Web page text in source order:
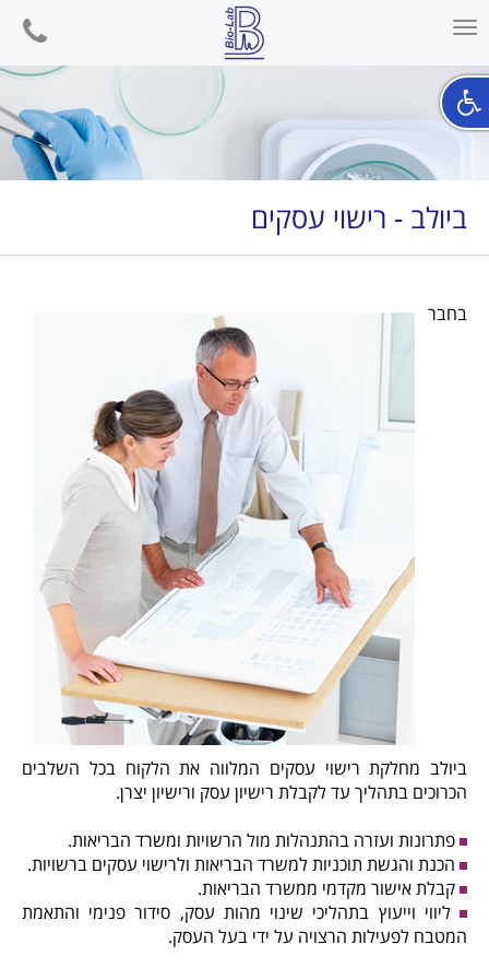
Toggle
phone
ביולב - רישוי עסקים
בחבר
ביולב מחלקת רישוי עסקים המלווה את הלקוח בכל השלבים
הכרוכים בתהליך עד לקבלת רישיון עסק ורישיון יצרן.
פתרונות ועזרה בהתנהלות מול הרשויות ומשרד הבריאות.
הכנת והגשת תוכניות למשרד הבריאות ולרישוי עסקים ברשויות.
קבלת אישור מקדמי ממשרד הבריאות.
ליווי וייעוץ בתהליכי שינוי מהות עסק, סידור פנימי והתאמת
המטבח לפעילות הרצויה על ידי בעל העסק.